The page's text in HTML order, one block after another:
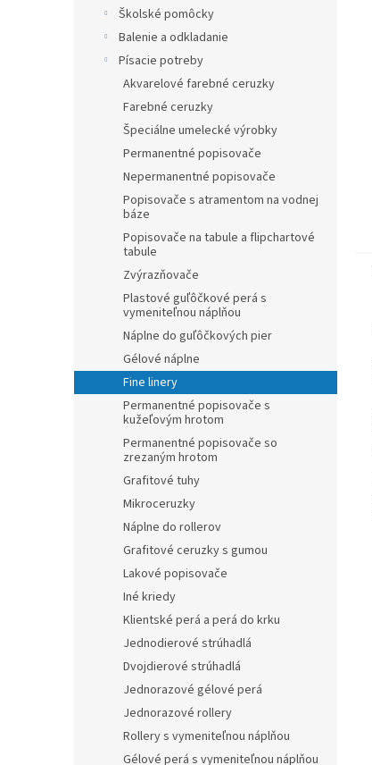
Školské pomôcky
Balenie a odkladanie
Písacie potreby
Akvarelové farebné ceruzky
Farebné ceruzky
Špeciálne umelecké výrobky
Permanentné popisovače
Nepermanentné popisovače
Popisovače s atramentom na vodnej
báze
Popisovače na tabule a flipchartové
tabule
Zvýrazňovače
Plastové guľôčkové perá s
vymeniteľnou náplňou
Náplne do guľôčkových pier
Gélové náplne
Fine linery
Permanentné popisovače s
kužeľovým hrotom
Permanentné popisovače so
zrezaným hrotom
Grafitové tuhy
Mikroceruzky
Náplne do rollerov
Grafitové ceruzky s gumou
Lakové popisovače
Iné kriedy
Klientské perá a perá do krku
Jednodierové strúhadlá
Dvojdierové strúhadlá
Jednorazové gélové perá
Jednorazové rollery
Rollery s vymeniteľnou náplňou
Gélové perá s vymeniteľnou náplňou